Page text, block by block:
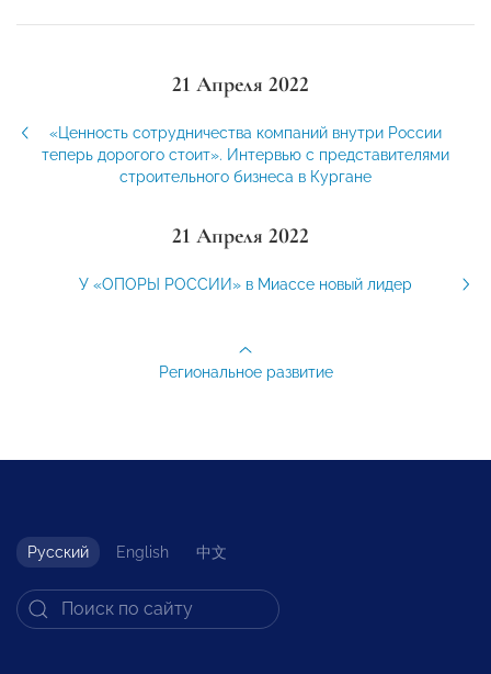
21 Апреля 2022
«Ценность сотрудничества компаний внутри России
теперь дорогого стоит». Интервью с представителями
строительного бизнеса в Кургане
21 Апреля 2022
У «ОПОРЫ РОССИИ» в Миассе новый лидер
Региональное развитие
Русский English 中文